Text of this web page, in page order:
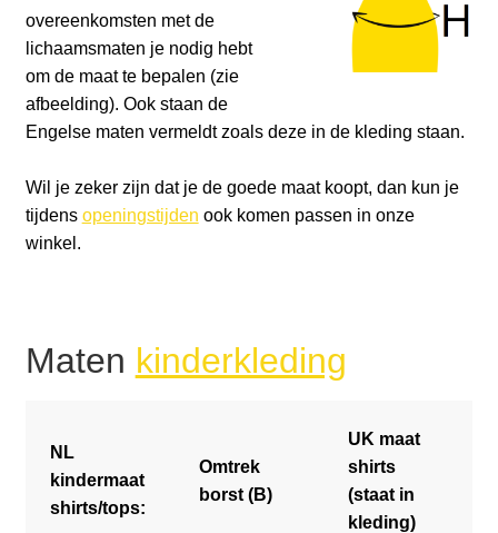
overeenkomsten met de
lichaamsmaten je nodig hebt
om de maat te bepalen (zie
afbeelding). Ook staan de
Engelse maten vermeldt zoals deze in de kleding staan.
Wil je zeker zijn dat je de goede maat koopt, dan kun je
tijdens openingstijden ook komen passen in onze
winkel.
Maten kinderkleding
NL
kindermaat
shirts/tops:
Omtrek
borst (B)
UK maat
shirts
(staat in
kleding)